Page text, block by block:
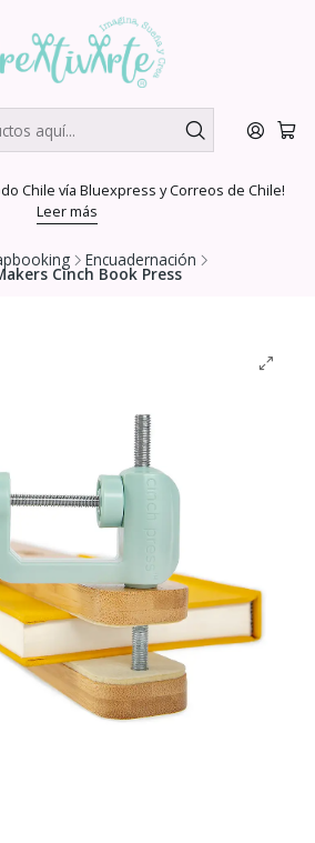
Chile vía Bluexpress y Correos de Chile!
Leer más
Encuadernación
Cinch Book Press